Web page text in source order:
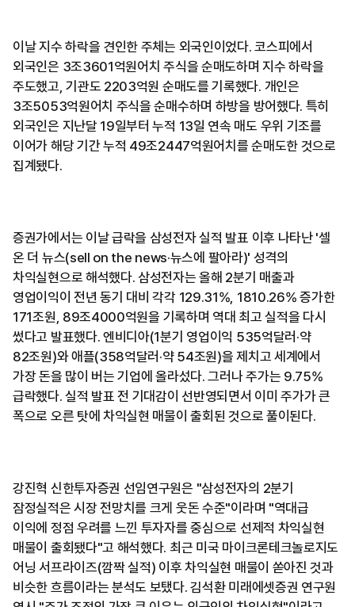
이날 지수 하락을 견인한 주체는 외국인이었다. 코스피에서
외국인은 3조3601억원어치 주식을 순매도하며 지수 하락을
주도했고, 기관도 2203억원 순매도를 기록했다. 개인은
3조5053억원어치 주식을 순매수하며 하방을 방어했다. 특히
외국인은 지난달 19일부터 누적 13일 연속 매도 우위 기조를
이어가 해당 기간 누적 49조2447억원어치를 순매도한 것으로
집계됐다.
증권가에서는 이날 급락을 삼성전자 실적 발표 이후 나타난 '셀
온 더 뉴스(sell on the news·뉴스에 팔아라)' 성격의
차익실현으로 해석했다. 삼성전자는 올해 2분기 매출과
영업이익이 전년 동기 대비 각각 129.31%, 1810.26% 증가한
171조원, 89조4000억원을 기록하며 역대 최고 실적을 다시
썼다고 발표했다. 엔비디아(1분기 영업이익 535억달러·약
82조원)와 애플(358억달러·약 54조원)을 제치고 세계에서
가장 돈을 많이 버는 기업에 올라섰다. 그러나 주가는 9.75%
급락했다. 실적 발표 전 기대감이 선반영되면서 이미 주가가 큰
폭으로 오른 탓에 차익실현 매물이 출회된 것으로 풀이된다.
강진혁 신한투자증권 선임연구원은 "삼성전자의 2분기
잠정실적은 시장 전망치를 크게 웃돈 수준"이라며 "역대급
이익에 정점 우려를 느낀 투자자를 중심으로 선제적 차익실현
매물이 출회됐다"고 해석했다. 최근 미국 마이크론테크놀로지도
어닝 서프라이즈(깜짝 실적) 이후 차익실현 매물이 쏟아진 것과
비슷한 흐름이라는 분석도 보탰다. 김석환 미래에셋증권 연구원